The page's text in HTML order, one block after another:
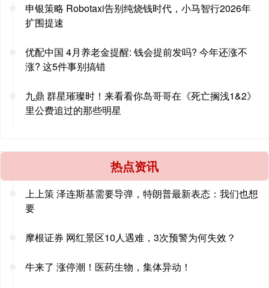
申银策略 Robotaxi告别纯烧钱时代，小马智行2026年
扩围提速
优配中国 4月养老金提醒: 钱会提前发吗? 今年还涨不
涨? 这5件事别搞错
九鼎 群星璀璨时！来看看你岛哥哥在《死亡搁浅1&2》
里公费追过的那些明星
热点资讯
上上策 泽连斯基需要导弹，特朗普最新表态：我们也想
要
摩根证券 网红景区10人遇难，3次预警为何失效？
牛来了 涨停潮！医药生物，集体异动！